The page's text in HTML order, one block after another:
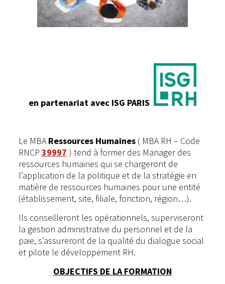
en partenariat avec ISG PARIS
Le MBARessources Humaines ( MBA RH – Code
RNCP 39997 ) tend à former des Manager des
ressources humaines qui se chargeront de
l’application de la politique et de la stratégie en
matière de ressources humaines pour une entité
(établissement, site, filiale, fonction, région…).
Ils conseilleront les opérationnels, superviseront
la gestion administrative du personnel et de la
paie, s’assureront de la qualité du dialogue social
et pilote le développement RH.
OBJECTIFS DE LA FORMATION